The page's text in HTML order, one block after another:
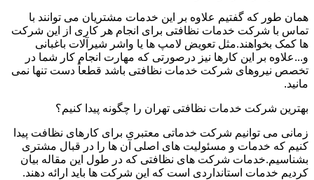
همان طور که گفتیم علاوه بر این خدمات مشتریان می توانند با
تماس با شرکت خدمات نظافتی برای انجام هر کاری از این شرکت
ها کمک بخواهند.مثل تعویض لامپ ها یا واشر شیرآلات باغبانی
و...علاوه بر این کارها نیز درصورتی که مهارت انجام کار شما در
تخصص نیروهای شرکت خدمات نظافتی باشد قطعاً دست تنها نمی
مانید.
بهترین شرکت خدمات نظافتی تهران را چگونه پیدا کنیم؟
زمانی می توانیم شرکت خدماتی معتبری برای کارهای نظافت پیدا
کنیم که خدمات و مسئولیت های اصلی آن ها را در قبال مشتری
بشناسیم.خدمات شرکت های نظافتی که در طول این مقاله بیان
کردیم خدمات استانداردی است که این شرکت ها باید ارائه دهند.